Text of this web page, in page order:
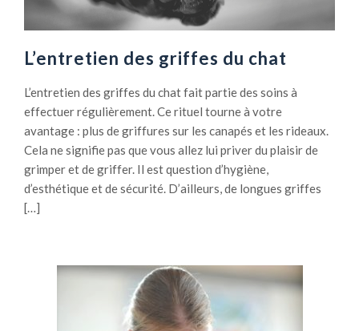
o
n
n
e
h
y
g
i
è
n
r
v
o
L’entretien des griffes du chat
L’entretien des griffes du chat fait partie des soins à
effectuer régulièrement. Ce rituel tourne à votre
avantage : plus de griffures sur les canapés et les rideaux.
Cela ne signifie pas que vous allez lui priver du plaisir de
grimper et de griffer. Il est question d’hygiène,
d’esthétique et de sécurité. D’ailleurs, de longues griffes
[…]